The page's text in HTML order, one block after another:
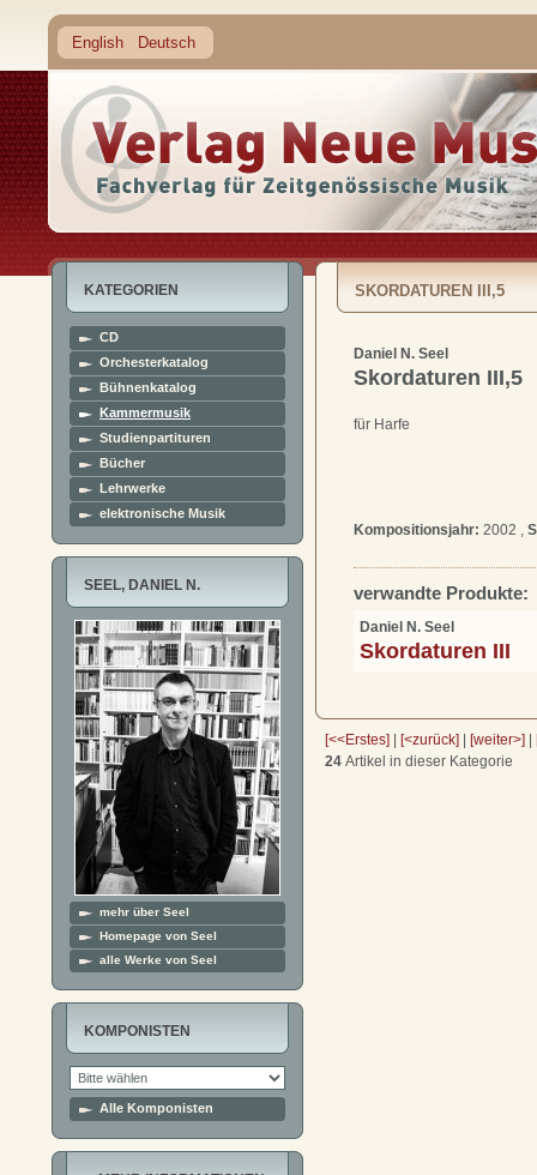
English Deutsch
KATEGORIEN
CD
Orchesterkatalog
Bühnenkatalog
Kammermusik
Studienpartituren
Bücher
Lehrwerke
elektronische Musik
SEEL, DANIEL N.
mehr über Seel
Homepage von Seel
alle Werke von Seel
KOMPONISTEN
Alle Komponisten
SKORDATUREN III,5
Daniel N. Seel
Skordaturen III,5
für Harfe
Kompositionsjahr: 2002 ,
verwandte Produkte:
Daniel N. Seel
Skordaturen III
[<<Erstes] | [<zurück] | [weiter>] |
24 Artikel in dieser Kategorie